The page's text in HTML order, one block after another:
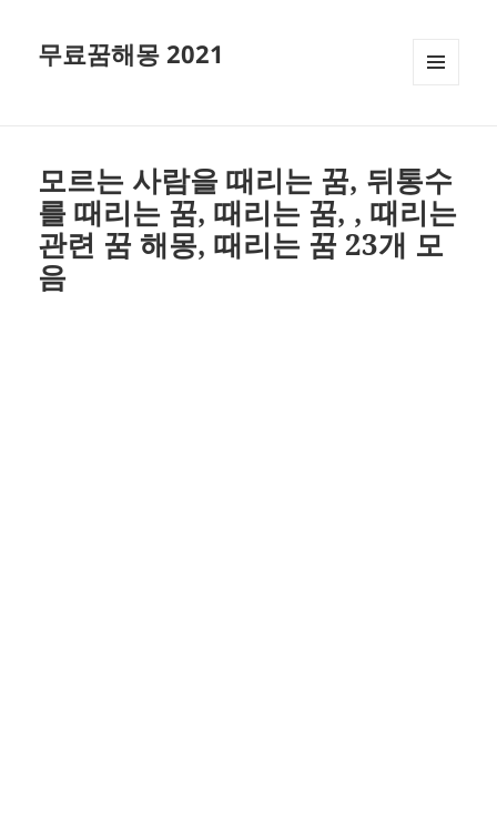
무료꿈해몽 2021
모르는 사람을 때리는 꿈, 뒤통수
를 때리는 꿈, 때리는 꿈, , 때리는
관련 꿈 해몽, 때리는 꿈 23개 모
음